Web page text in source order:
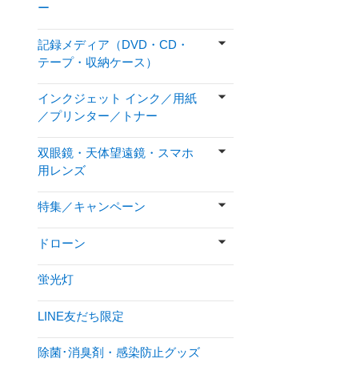
ー
記録メディア（DVD・CD・
テープ・収納ケース）
インクジェット インク／用紙
／プリンター／トナー
双眼鏡・天体望遠鏡・スマホ
用レンズ
特集／キャンペーン
ドローン
蛍光灯
LINE友だち限定
除菌･消臭剤・感染防止グッズ